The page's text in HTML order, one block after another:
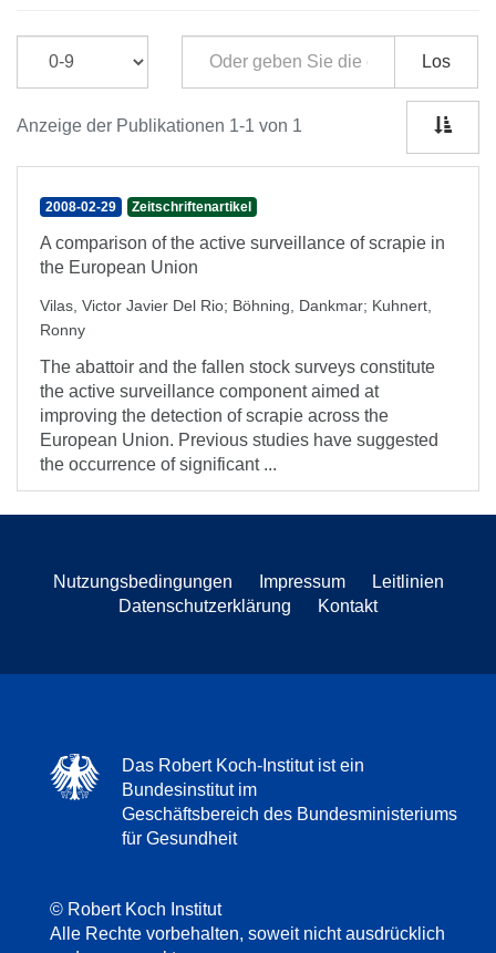
Los
Anzeige der Publikationen 1-1 von 1
2008-02-29 Zeitschriftenartikel
A comparison of the active surveillance of scrapie in
the European Union
Vilas, Victor Javier Del Rio; Böhning, Dankmar; Kuhnert,
Ronny
The abattoir and the fallen stock surveys constitute
the active surveillance component aimed at
improving the detection of scrapie across the
European Union. Previous studies have suggested
the occurrence of significant ...
Nutzungsbedingungen Impressum
Leitlinien
Datenschutzerklärung
Kontakt
Das Robert Koch-Institut ist ein
Bundesinstitut im
Geschäftsbereich des Bundesministeriums
für Gesundheit
© Robert Koch Institut
Alle Rechte vorbehalten, soweit nicht ausdrücklich